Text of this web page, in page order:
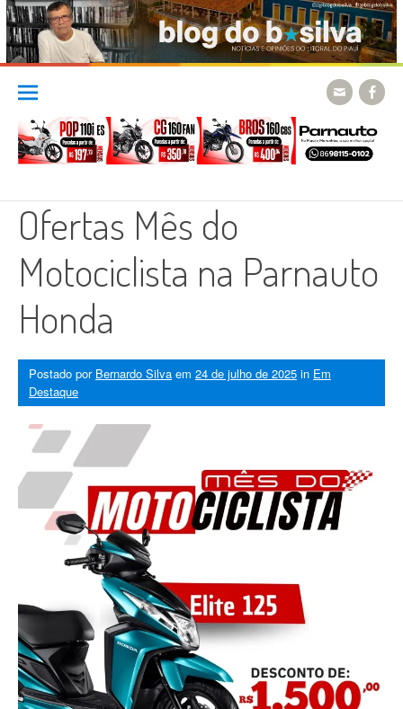
Skip
content
Ofertas Mês do
Motociclista na Parnauto
Honda
Postado por Bernardo Silva em 24 de julho de 2025 in Em
Destaque